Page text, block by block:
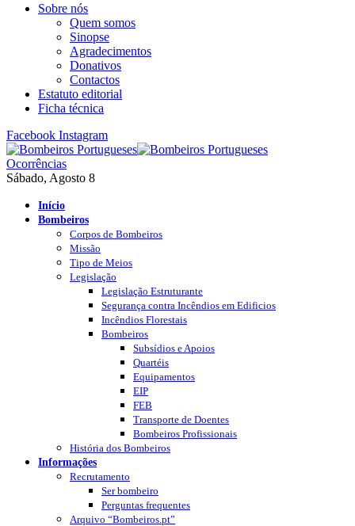
Sobre nós
Quem somos
Sinopse
Agradecimentos
Donativos
Contactos
Estatuto editorial
Ficha técnica
Facebook Instagram
Ocorrências
Sábado, Agosto 8
Início
Bombeiros
Corpos de Bombeiros
Missão
Tipo de Meios
Legislação
Legislação Estruturante
Segurança contra Incêndios em Edificios
Incêndios Florestais
Bombeiros
Subsídios e Apoios
Quartéis
Equipamentos
EIP
FEB
Transporte de Doentes
Bombeiros Profissionais
História dos Bombeiros
Informações
Recrutamento
Ser bombeiro
Perguntas frequentes
Arquivo “Bombeiros.pt”